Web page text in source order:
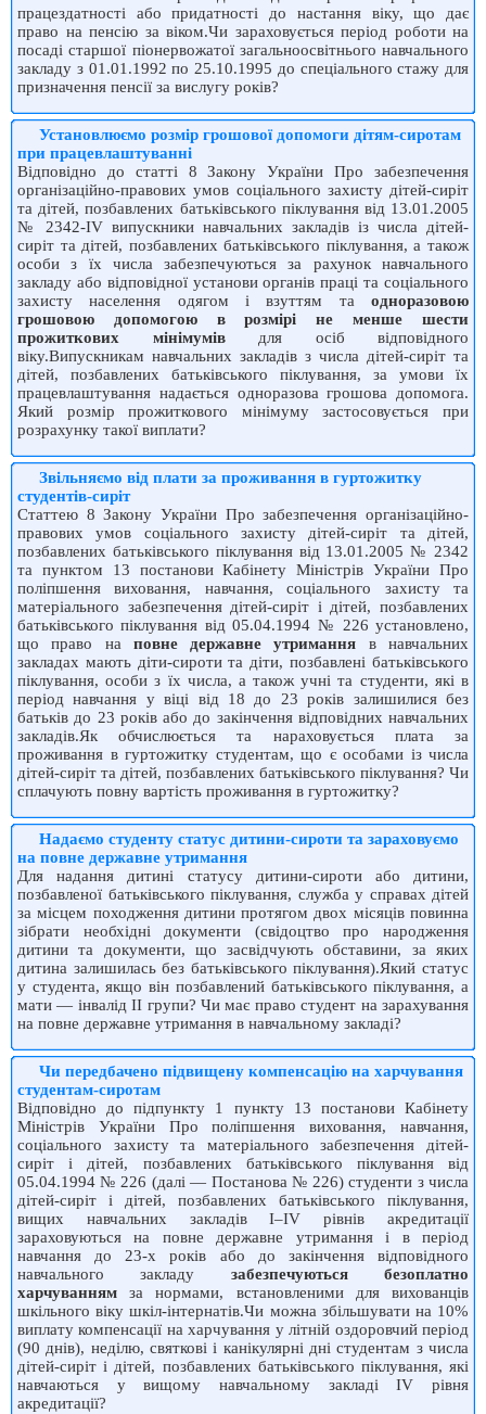
працездатності або придатності до настання віку, що дає
право на пенсію за віком.Чи зараховується період роботи на
посаді старшої піонервожатої загальноосвітнього навчального
закладу з 01.01.1992 по 25.10.1995 до спеціального стажу для
призначення пенсії за вислугу років?
Установлюємо розмір грошової допомоги дітям-сиротам
при працевлаштуванні
Відповідно до статті 8 Закону України Про забезпечення
організаційно-правових умов соціального захисту дітей-сиріт
та дітей, позбавлених батьківського піклування від 13.01.2005
№ 2342-ІV випускники навчальних закладів із числа дітей-
сиріт та дітей, позбавлених батьківського піклування, а також
особи з їх числа забезпечуються за рахунок навчального
закладу або відповідної установи органів праці та соціального
захисту населення одягом і взуттям та одноразовою
грошовою допомогою в розмірі не менше шести
прожиткових мінімумівдля осіб відповідного
віку.Випускникам навчальних закладів з числа дітей-сиріт та
дітей, позбавлених батьківського піклування, за умови їх
працевлаштування надається одноразова грошова допомога.
Який розмір прожиткового мінімуму застосовується при
розрахунку такої виплати?
Звільняємо від плати за проживання в гуртожитку
студентів-сиріт
Статтею 8 Закону України Про забезпечення організаційно-
правових умов соціального захисту дітей-сиріт та дітей,
позбавлених батьківського піклування від 13.01.2005 № 2342
та пунктом 13 постанови Кабінету Міністрів України Про
поліпшення виховання, навчання, соціального захисту та
матеріального забезпечення дітей-сиріт і дітей, позбавлених
батьківського піклування від 05.04.1994 № 226 установлено,
що право на повне державне утримання в навчальних
закладах мають діти-сироти та діти, позбавлені батьківського
піклування, особи з їх числа, а також учні та студенти, які в
період навчання у віці від 18 до 23 років залишилися без
батьків до 23 років або до закінчення відповідних навчальних
закладів.Як обчислюється та нараховується плата за
проживання в гуртожитку студентам, що є особами із числа
дітей-сиріт та дітей, позбавлених батьківського піклування? Чи
сплачують повну вартість проживання в гуртожитку?
Надаємо студенту статус дитини-сироти та зараховуємо
на повне державне утримання
Для надання дитині статусу дитини-сироти або дитини,
позбавленої батьківського піклування, служба у справах дітей
за місцем походження дитини протягом двох місяців повинна
зібрати необхідні документи (свідоцтво про народження
дитини та документи, що засвідчують обставини, за яких
дитина залишилась без батьківського піклування).Який статус
у студента, якщо він позбавлений батьківського піклування, а
мати — інвалід ІІ групи? Чи має право студент на зарахування
на повне державне утримання в навчальному закладі?
Чи передбачено підвищену компенсацію на харчування
студентам-сиротам
Відповідно до підпункту 1 пункту 13 постанови Кабінету
Міністрів України Про поліпшення виховання, навчання,
соціального захисту та матеріального забезпечення дітей-
сиріт і дітей, позбавлених батьківського піклування від
05.04.1994 № 226 (далі — Постанова № 226) студенти з числа
дітей-сиріт і дітей, позбавлених батьківського піклування,
вищих навчальних закладів І–ІV pівнів aкредитації
зараховуються на повне державне утримання і в період
навчання до 23-х років або до закінчення відповідного
навчального закладу забезпечуються безоплатно
харчуванням за нормами, встановленими для вихованців
шкільного віку шкіл-інтернатів.Чи можна збільшувати на 10%
виплату компенсації на харчування у літній оздоровчий період
(90 днів), неділю, святкові і канікулярні дні студентам з числа
дітей-сиріт і дітей, позбавлених батьківського піклування, які
навчаються у вищому навчальному закладі ІV рівня
акредитації?